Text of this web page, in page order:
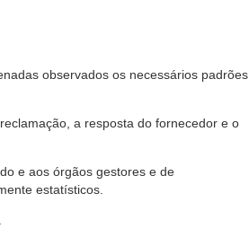
observados os necessários padrões
a resposta do fornecedor e o
e aos órgãos gestores e de
estatísticos.